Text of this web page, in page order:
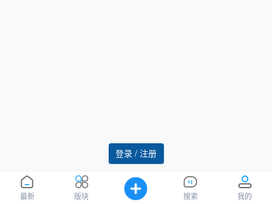
最新 版块 搜索 我的
登录 / 注册